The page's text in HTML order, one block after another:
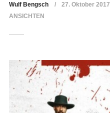
Wulf Bengsch 27. Oktober 2017
ANSICHTEN